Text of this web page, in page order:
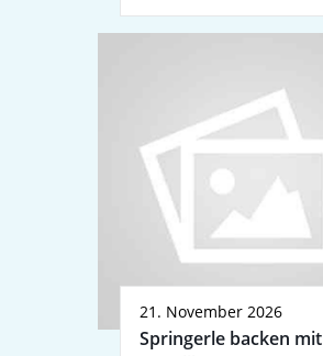
21. November 2026
Springerle backen mit